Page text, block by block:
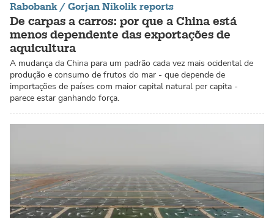
Rabobank / Gorjan Nikolik reports
De carpas a carros: por que a China está
menos dependente das exportações de
aquicultura
A mudança da China para um padrão cada vez mais ocidental de
produção e consumo de frutos do mar - que depende de
importações de países com maior capital natural per capita -
parece estar ganhando força.